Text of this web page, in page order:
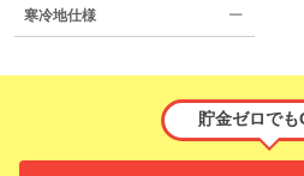
寒冷地仕様 ー
貯金ゼロでも